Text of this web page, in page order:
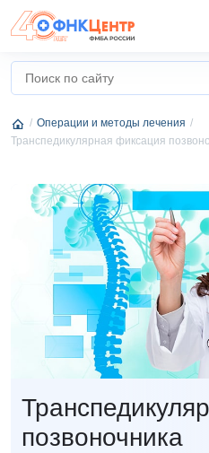
Операции и методы лечения
Транспедикулярная фиксация
позвоночника